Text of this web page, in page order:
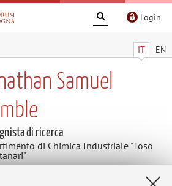
Login
IT EN
Samuel
di ricerca
di Chimica Industriale "Toso